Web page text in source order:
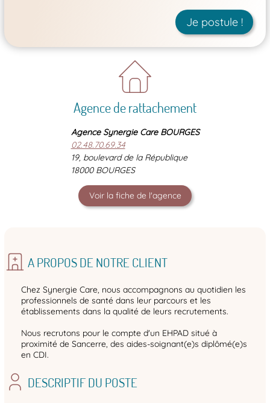
Je postule !
Agence de rattachement
Agence Synergie Care BOURGES
02.48.70.69.34
19, boulevard de la République
18000 BOURGES
Voir la fiche de l'agence
A PROPOS DE NOTRE CLIENT
Chez Synergie Care, nous accompagnons au quotidien les
professionnels de santé dans leur parcours et les
établissements dans la qualité de leurs recrutements.
Nous recrutons pour le compte d'un EHPAD situé à
proximité de Sancerre, des aides-soignant(e)s diplômé(e)s
en CDI.
DESCRIPTIF DU POSTE